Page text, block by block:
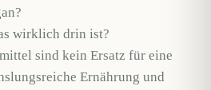
wirklich drin ist?
sind kein Ersatz für eine
Ernährung und